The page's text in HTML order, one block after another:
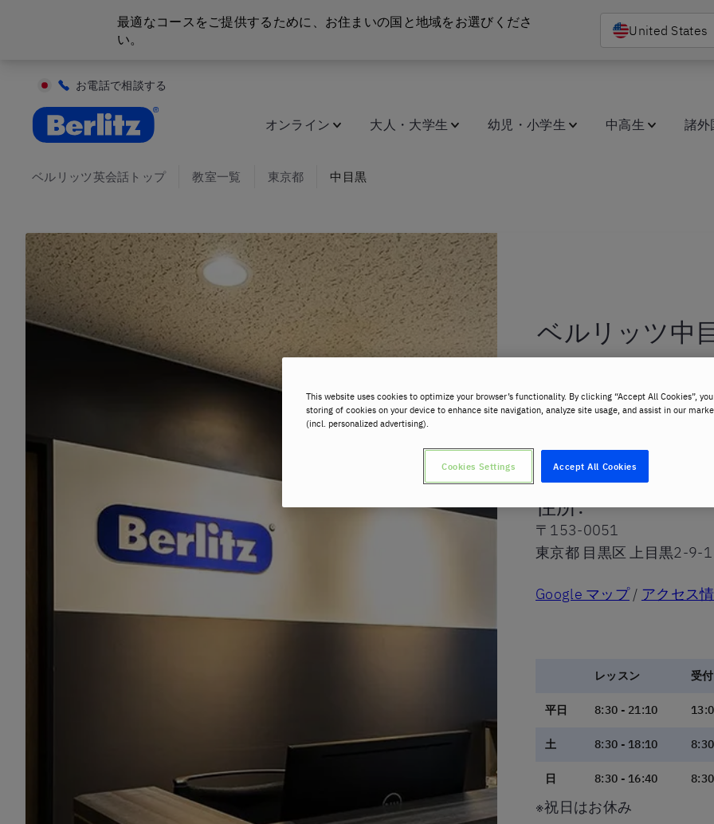
最適なコースをご提供するために、お住まいの国と地域をお選びくださ
い。
United States
お電話で相談する
英会話教室と語学スクール | ベルリッツ
オンライン 大人・大学生 幼児・小学生 中高生 諸外
ベルリッツ英会話トップ 教室一覧 東京都 中目黒
ベルリッツ中
中目黒ランゲージセンター
住所:
〒153-0051
東京都 目黒区 上目黒2-9-
Google マップ/ アクセス
レッスン 受付
平日 8:30 - 21:10
土 8:30 - 18:10
日 8:30 - 16:40
※祝日はお休み
This website uses cookies to optimize your browser’s functionality. By clicking “Accept All Cookies”,
storing of cookies on your device to enhance site navigation, analyze site usage, and assist in our
(incl. personalized advertising).
Accept All Cookies
Cookies Settings